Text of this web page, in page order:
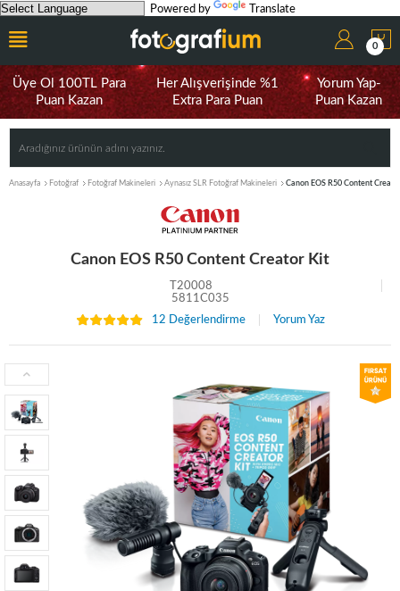
Powered by Translate
0
Üye Ol 100TL Para
Puan Kazan
Her Alışverişinde %1
Extra Para Puan
Yorum Yap-
Puan Kazan
Anasayfa Fotoğraf Fotoğraf Makineleri Aynasız SLR Fotoğraf Makineleri Canon EOS R50 Content
Canon EOS R50 Content Creator Kit
T20008
5811C035
12 Değerlendirme
Yorum Yaz